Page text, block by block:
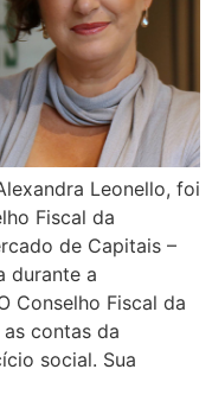
Leonello, foi
Fiscal da
de Capitais –
durante a
Conselho Fiscal da
contas da
social. Sua